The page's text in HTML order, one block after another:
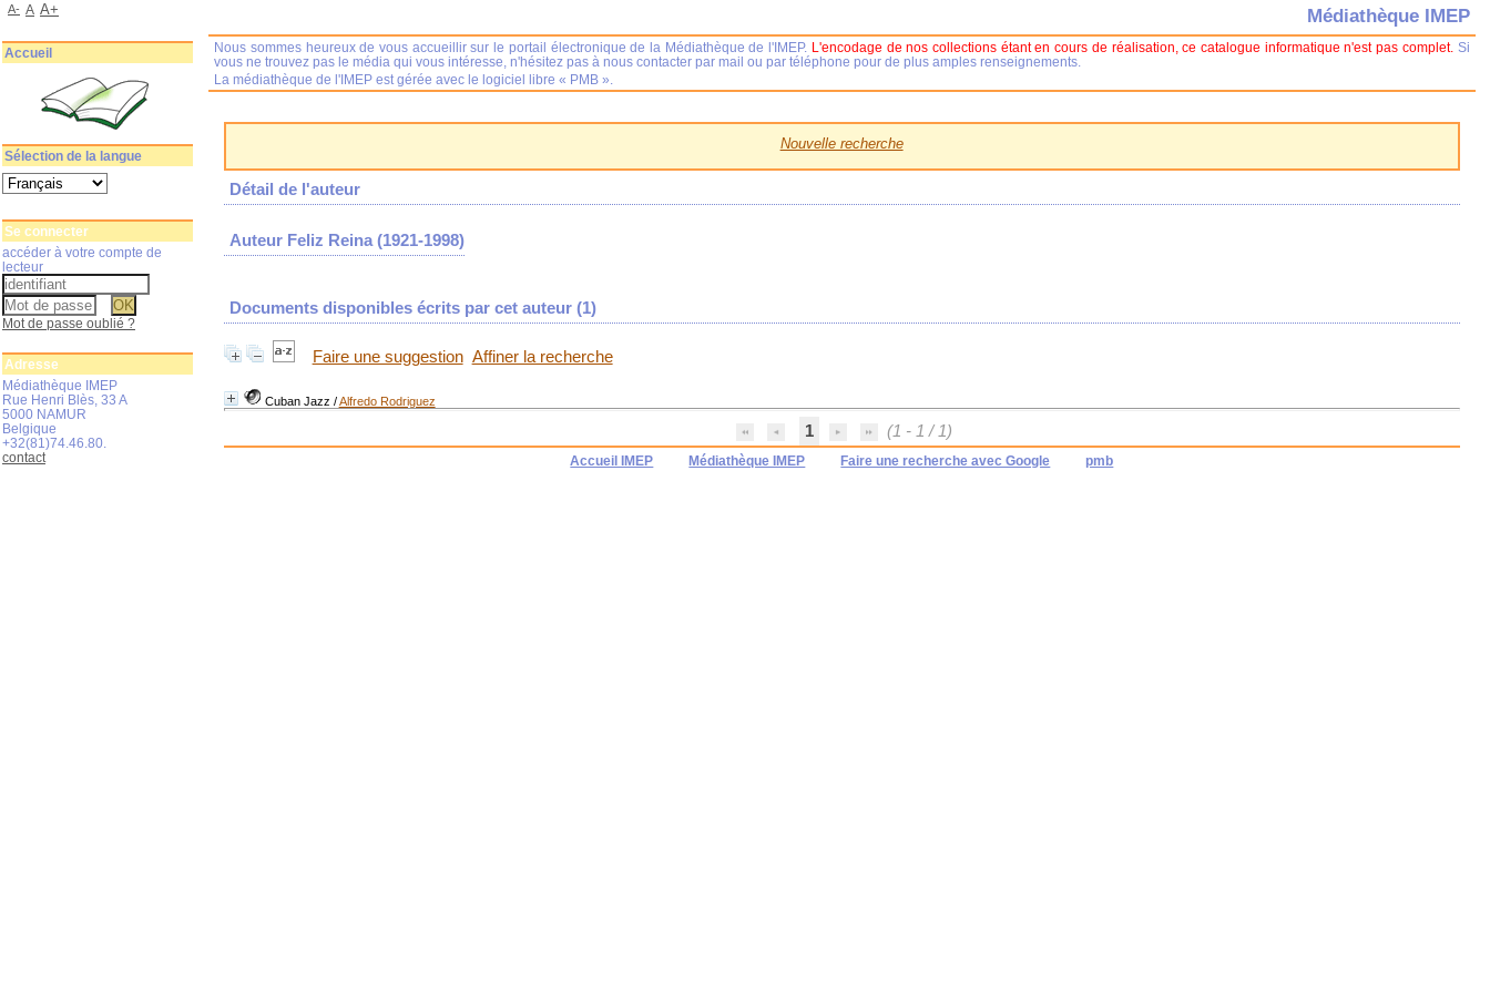
Nouvelle recherche
Détail de l'auteur
Auteur Feliz Reina (1921-1998)
Documents disponibles écrits par cet auteur (1)
Faire une suggestion Affiner la recherche
Cuban Jazz /Alfredo Rodriguez
1 (1 - 1 / 1)
Accueil IMEP Médiathèque IMEP Faire une recherche avec Google pmb
Médiathèque IMEP
Nous sommes heureux de vous accueillir sur le portail électronique de la Médiathèque de l'IMEP. L'encodage de nos collections étant en cours de réalisation, ce catalogue informatique n'est pas complet. Si
vous ne trouvez pas le média qui vous intéresse, n'hésitez pas à nous contacter par mail ou par téléphone pour de plus amples renseignements.
La médiathèque de l'IMEP est gérée avec le logiciel libre « PMB ».
A- A A+
Accueil
Sélection de la langue
Se connecter
accéder à votre compte de
lecteur
Mot de passe oublié ?
Adresse
Médiathèque IMEP
Rue Henri Blès, 33 A
5000 NAMUR
Belgique
+32(81)74.46.80.
contact